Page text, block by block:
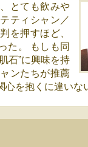
とても飲みや
ティシャン／
を押すほど、
た。 もしも同
石”に興味を持
ンたちが推薦
心を抱くに違いな